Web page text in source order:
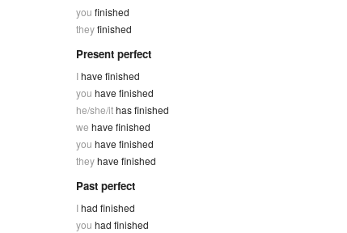
you finished
theyfinished
Present perfect
Ihave finished
you have finished
he/she/ithas finished
we have finished
you have finished
theyhave finished
Past perfect
Ihad finished
you had finished